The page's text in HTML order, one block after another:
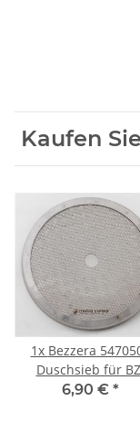
Kaufen
1x Bezzera
Duschsieb für
Brühgruppe
6,90 € *